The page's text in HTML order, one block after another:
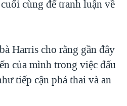
cùng để tranh luận về
Harris cho rằng gần đây
của mình trong việc đấu
tiếp cận phá thai và an